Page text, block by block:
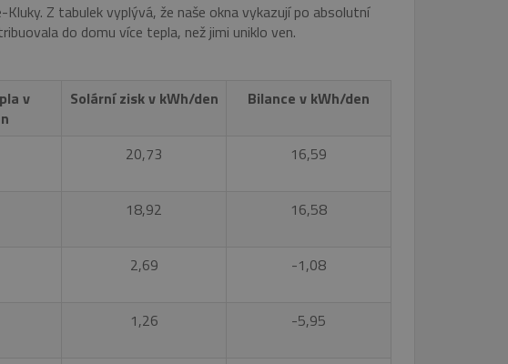
Z tabulek vyplývá, že naše okna vykazují po absolutní
do domu více tepla, než jimi uniklo ven.
v
Solární zisk v kWh/den Bilance v kWh/den
20,73 16,59
18,92 16,58
2,69 -1,08
1,26 -5,95